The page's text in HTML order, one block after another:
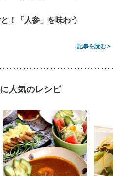
！「人参」を味わう
記事を読む >
人気のレシピ